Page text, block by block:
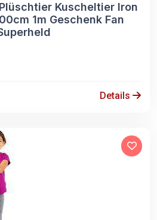
Kuscheltier Iron
1m Geschenk Fan
Details